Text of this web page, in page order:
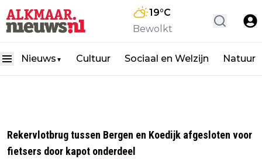
19°C
Bewolkt
Nieuws ▼ Cultuur Sociaal en Welzijn Natuur
Rekervlotbrug tussen Bergen en Koedijk afgesloten voor
fietsers door kapot onderdeel